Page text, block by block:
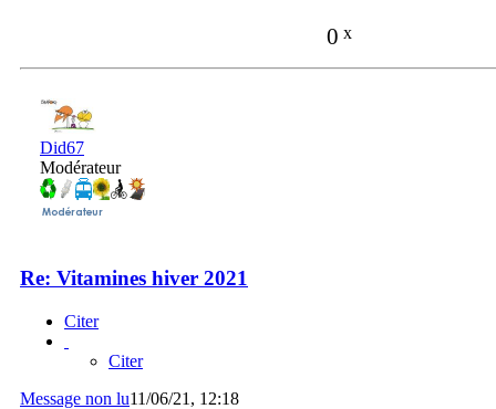
0 x
Did67
Modérateur
Re: Vitamines hiver 2021
Citer
Citer
Message non lu11/06/21, 12:18